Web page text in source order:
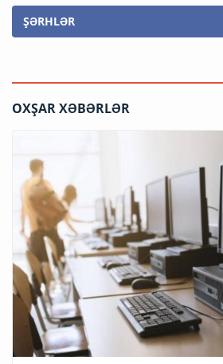
ŞƏRHLƏR
OXŞAR XƏBƏRLƏR